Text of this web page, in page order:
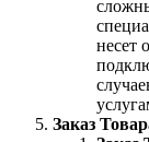
несет
Заказ